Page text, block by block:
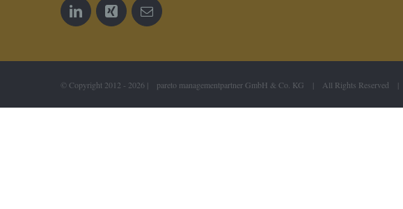
© Copyright 2012 - 2026 | pareto managementpartner GmbH & Co. KG | All Rights Reserved |